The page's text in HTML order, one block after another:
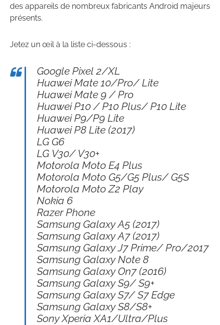
des appareils de nombreux fabricants Android majeurs
présents.
Jetez un œil à la liste ci-dessous :
Google Pixel 2/XL
Huawei Mate 10/Pro/ Lite
Huawei Mate 9 / Pro
Huawei P10 / P10 Plus/ P10 Lite
Huawei P9/P9 Lite
Huawei P8 Lite (2017)
LG G6
LG V30/ V30+
Motorola Moto E4 Plus
Motorola Moto G5/G5 Plus/ G5S
Motorola Moto Z2 Play
Nokia 6
Razer Phone
Samsung Galaxy A5 (2017)
Samsung Galaxy A7 (2017)
Samsung Galaxy J7 Prime/ Pro/2017
Samsung Galaxy Note 8
Samsung Galaxy On7 (2016)
Samsung Galaxy S9/ S9+
Samsung Galaxy S7/ S7 Edge
Samsung Galaxy S8/S8+
Sony Xperia XA1/Ultra/Plus